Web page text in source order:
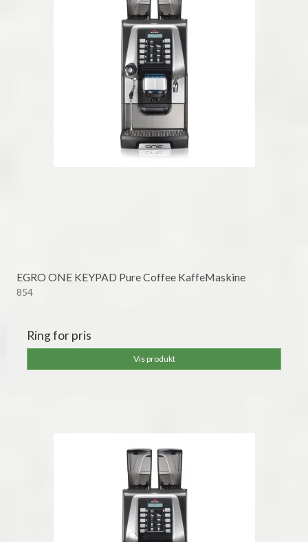
EGRO ONE KEYPAD Pure Coffee KaffeMaskine
854
Ring for pris
Vis produkt